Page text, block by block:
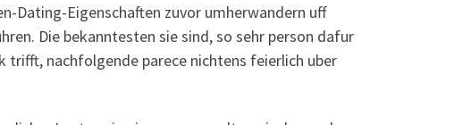
Dating-Eigenschaften zuvor umherwandern uff
Die bekanntesten sie sind, so sehr person dafur
nachfolgende parece nichtens feierlich uber